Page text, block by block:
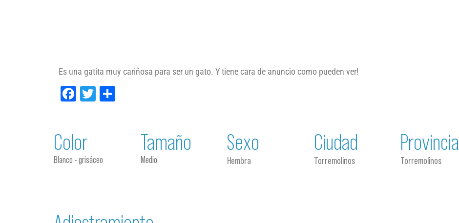
Es una gatita muy cariñosa para ser un gato. Y tiene cara de anuncio como pueden ver!
Facebook
Twitter
Color
Blanco - grisáceo
Tamaño
Medio
Sexo
Hembra
Ciudad
Torremolinos
Provincia
Torremolinos